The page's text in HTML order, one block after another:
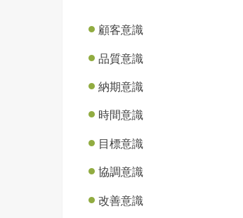
顧客意識
品質意識
納期意識
時間意識
目標意識
協調意識
改善意識